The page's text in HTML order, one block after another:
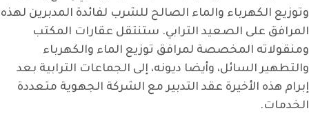
وتوزيع الكهرباء والماء الصالح للشرب لفائدة المدبرين لهذه
المرافق على الصعيد الترابي. ستنتقل عقارات المكتب
ومنقولاته المخصصة لمرافق توزيع الماء والكهرباء
والتطهير السائل، وأيضا ديونه، إلى الجماعات الترابية بعد
إبرام هذه الأخيرة عقد التدبير مع الشركة الجهوية متعددة
الخدمات.